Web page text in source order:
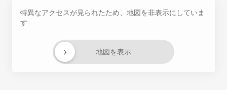
特異なアクセスが見られたため、地図を非表示にしていま
す
地図を表示
›